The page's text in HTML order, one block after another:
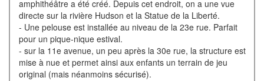
amphithéâtre a été créé. Depuis cet endroit, on a une vue
directe sur la rivière Hudson et la Statue de la Liberté.
- Une pelouse est installée au niveau de la 23e rue. Parfait
pour un pique-nique estival.
- sur la 11e avenue, un peu après la 30e rue, la structure est
mise à nue et permet ainsi aux enfants un terrain de jeu
original (mais néanmoins sécurisé).